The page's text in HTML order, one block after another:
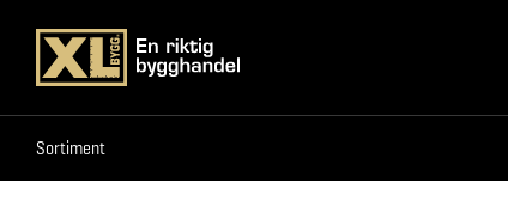
Sortiment
Sortiment